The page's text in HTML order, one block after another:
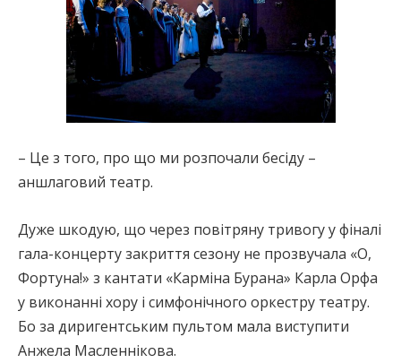
– Це з того, про що ми розпочали бесіду –
аншлаговий театр.
Дуже шкодую, що через повітряну тривогу у фіналі
гала-концерту закриття сезону не прозвучала «О,
Фортуна!» з кантати «Карміна Бурана» Карла Орфа
у виконанні хору і симфонічного оркестру театру.
Бо за диригентським пультом мала виступити
Анжела Масленнікова.